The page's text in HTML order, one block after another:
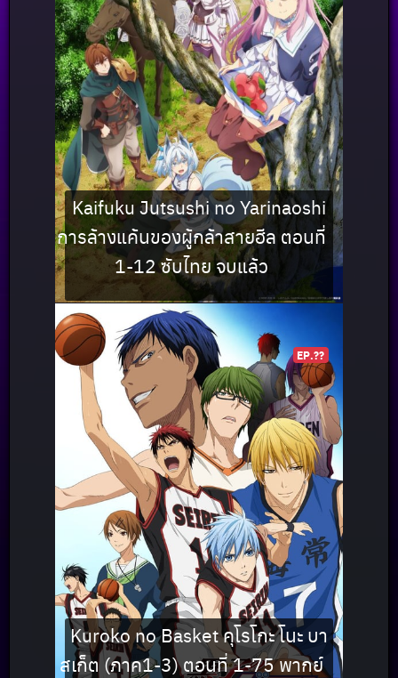
Kaifuku Jutsushi no Yarinaoshi
การล้างแค้นของผู้กล้าสายฮีล ตอนที่
1-12 ซับไทย จบแล้ว
EP.??
Kuroko no Basket คุโรโกะ โนะ บา
สเก็ต (ภาค1-3) ตอนที่ 1-75 พากย์